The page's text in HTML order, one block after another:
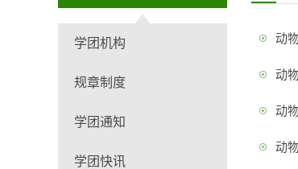
学团机构
规章制度
学团通知
学团快讯
动
动
动
动